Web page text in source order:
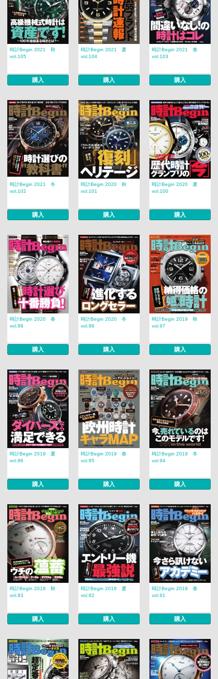
時計Begin 2021 秋
vol.105
購入
時計Begin 2021 夏
vol.104
購入
時計Begin 2021 春
vol.103
購入
時計Begin 2021 冬
vol.102
購入
時計Begin 2020 秋
vol.101
購入
時計Begin 2020 夏
vol.100
購入
時計Begin 2020 春
vol.99
購入
時計Begin 2020 冬
vol.98
購入
時計Begin 2019 秋
vol.97
購入
時計Begin 2019 夏
vol.96
購入
時計Begin 2019 春
vol.95
購入
時計Begin 2019 冬
vol.94
購入
時計Begin 2018 秋
vol.93
購入
時計Begin 2018 夏
vol.92
購入
時計Begin 2018 春
vol.91
購入